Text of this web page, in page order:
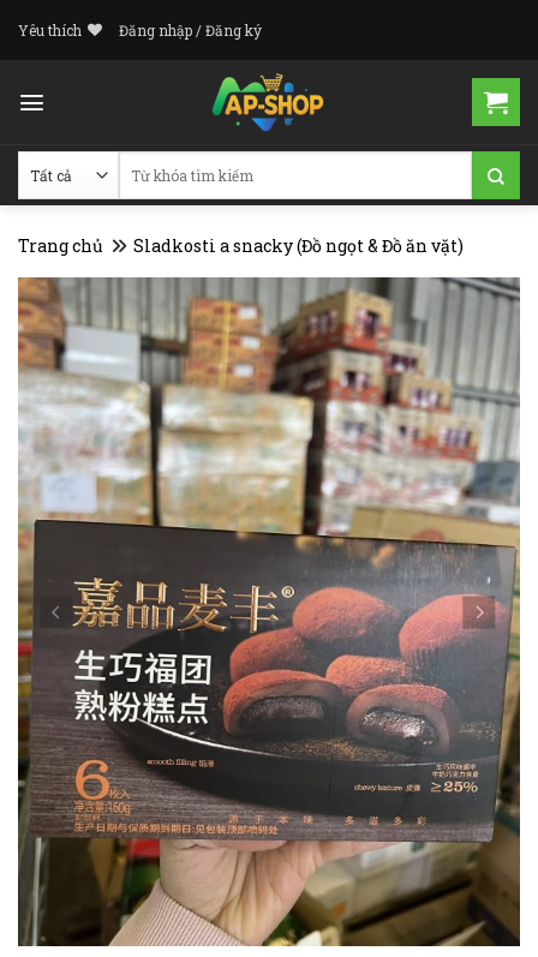
Yêu thích Đăng nhập / Đăng ký
Trang chủ Sladkosti a snacky (Đồ ngọt & Đồ ăn vặt)